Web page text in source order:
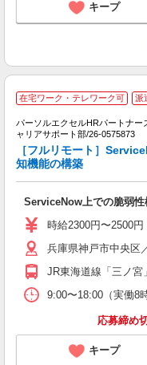
キープ
在宅ワーク・テレワーク可 派
パーソルエクセルHRパートナ
ャリアサポート部/26-0575873
［フルリモート］
知機能の構築
ServiceNow上での脆弱性
時給2300円〜2500円
兵庫県神戸市中央区
JR東海道線「三ノ宮
9:00〜18:00（実働8
応募締め
キープ